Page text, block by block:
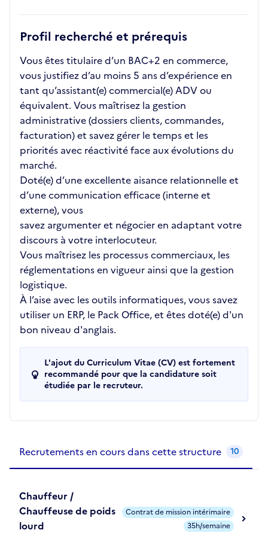
Profil recherché et prérequis
Vous êtes titulaire d’un BAC+2 en commerce,
vous justifiez d’au moins 5 ans d’expérience en
tant qu’assistant(e) commercial(e) ADV ou
équivalent. Vous maîtrisez la gestion
administrative (dossiers clients, commandes,
facturation) et savez gérer le temps et les
priorités avec réactivité face aux évolutions du
marché.
Doté(e) d’une excellente aisance relationnelle et
d’une communication efficace (interne et
externe), vous
savez argumenter et négocier en adaptant votre
discours à votre interlocuteur.
Vous maîtrisez les processus commerciaux, les
réglementations en vigueur ainsi que la gestion
logistique.
À l’aise avec les outils informatiques, vous savez
utiliser un ERP, le Pack Office, et êtes doté(e) d'un
bon niveau d'anglais.
L'ajout du Curriculum Vitae (CV) est fortement
recommandé pour que la candidature soit
étudiée par le recruteur.
Recrutements en cours dans cette structure 10
Chauffeur /
Chauffeuse de poids
lourd
Contrat de mission intérimaire
35h/semaine